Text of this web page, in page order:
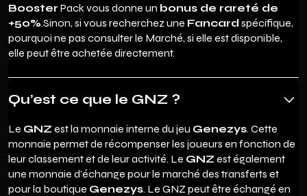
Booster Pack vous donne un bonus de rareté de
+50%.Sinon, si vous recherchez une Fancardspécifique,
pourquoi ne pas consulter le Marché, si elle est disponible,
elle peut être achetée directement.
Qu’est ce que le GNZ ?
Le GNZ est la monnaie interne du jeu Genezys. Cette
monnaie permet de récompenser les joueurs en fonction de
leur classement et de leur activité. Le GNZ est également
une monnaie d’échange pour le marché des transferts et
pour la boutique Genezys. Le GNZ peut être échangé en